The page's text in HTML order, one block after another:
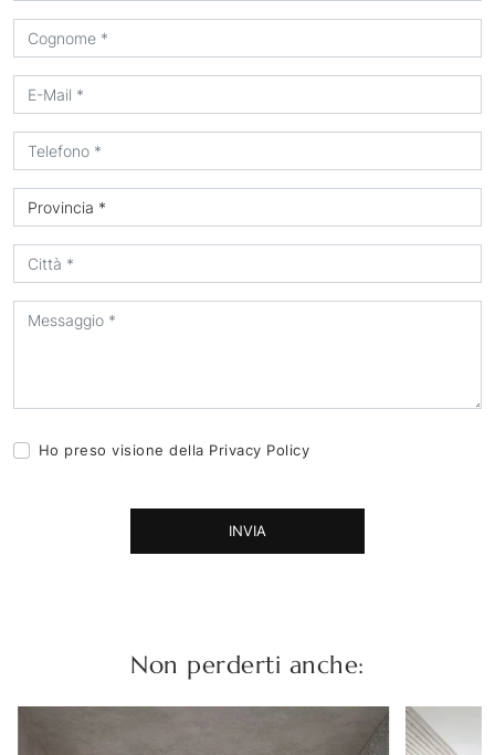
Ho preso visione della Privacy Policy
INVIA
Non perderti anche: